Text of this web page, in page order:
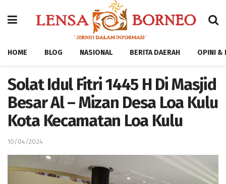
HOME BLOG NASIONAL BERITA DAERAH OPINI &
Solat Idul Fitri 1445 H Di Masjid
Besar Al – Mizan Desa Loa Kulu
Kota Kecamatan Loa Kulu
10/04/2024